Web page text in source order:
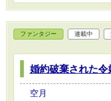
ファンタジー 連載中
婚約破棄された
空月